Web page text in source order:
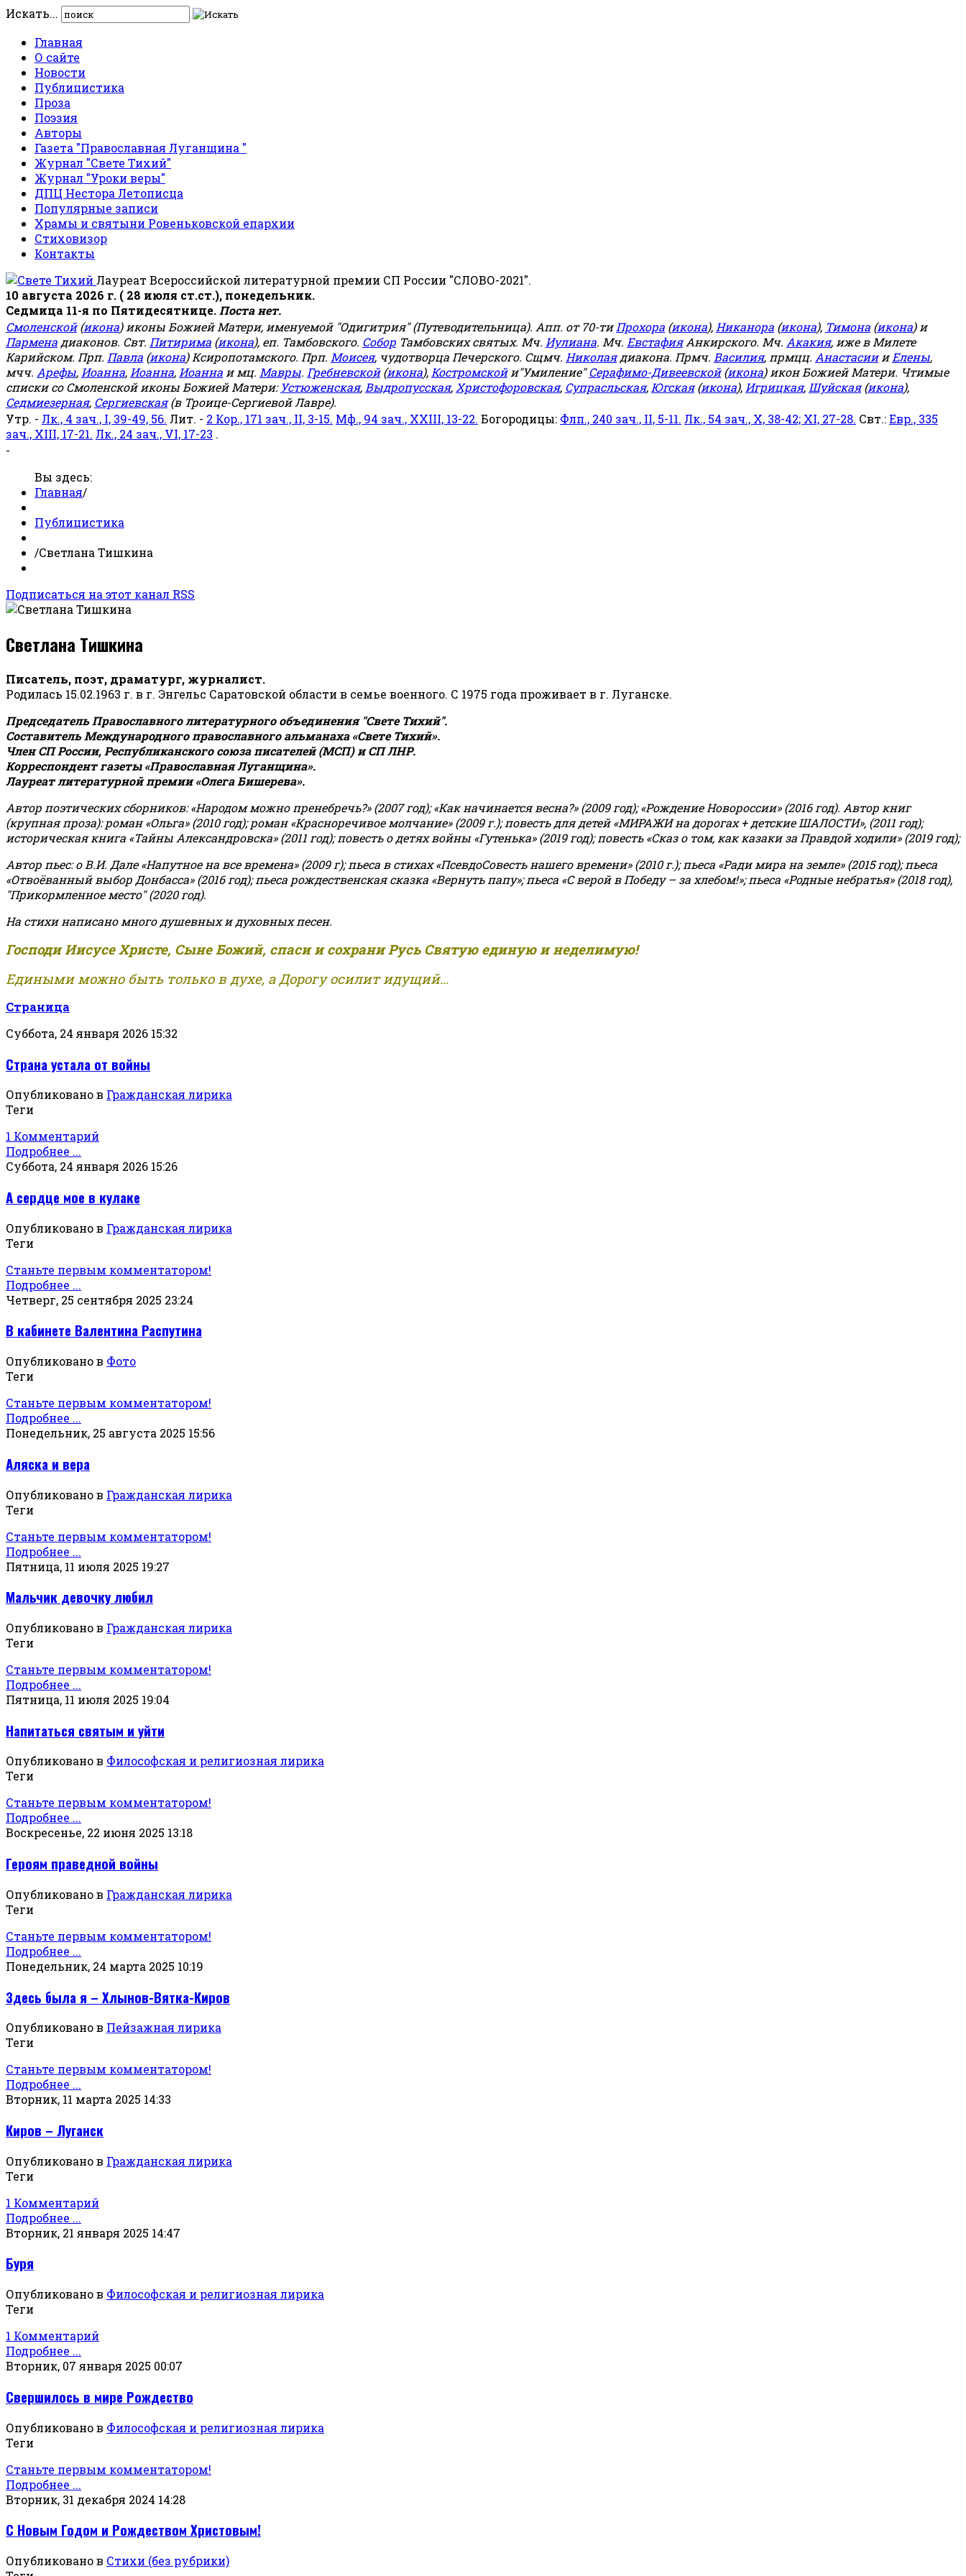
Искать...
Главная
О сайте
Новости
Публицистика
Проза
Поэзия
Авторы
Газета "Православная Луганщина "
Журнал "Свете Тихий"
Журнал "Уроки веры"
ДПЦ Нестора Летописца
Популярные записи
Храмы и святыни Ровеньковской епархии
Стиховизор
Контакты
Лауреат Всероссийской литературной премии СП России "СЛОВО-2021".
10 августа 2026 г. ( 28 июля ст.ст.), понедельник.
Седмица 11-я по Пятидесятнице. Поста нет.
Смоленской(икона) иконы Божией Матери, именуемой "Одигитрия" (Путеводительница). Апп. от 70-тиПрохора (икона), Никанора (икона), Тимона (икона) и
Пармена диаконов. Свт. Питирима (икона), еп. Тамбовского. Собор Тамбовских святых. Мч. Иулиана. Мч. ЕвстафияАнкирского. Мч. Акакия, иже в Милете
Карийском. Прп. Павла (икона) Ксиропотамского. Прп. Моисея, чудотворца Печерского. Сщмч. Николаядиакона. Прмч. Василия, прмцц. АнастасиииЕлены,
мчч. Арефы, Иоанна, Иоанна, Иоанна и мц. Мавры. Гребневской(икона), Костромскойи"Умиление"Серафимо-Дивеевской(икона) икон Божией Матери. Чтимые
списки со Смоленской иконы Божией Матери: Устюженская, Выдропусская, Христофоровская, Супрасльская, Югская(икона), Игрицкая, Шуйская(икона),
Седмиезерная, Сергиевская(в Троице-Сергиевой Лавре).
Утр. - Лк., 4 зач., I, 39-49, 56. Лит. - 2 Кор., 171 зач., II, 3-15. Мф., 94 зач., XXIII, 13-22. Богородицы: Флп., 240 зач., II, 5-11. Лк., 54 зач., X, 38-42; XI, 27-28. Свт.:Евр., 335
зач., XIII, 17-21. Лк., 24 зач., VI, 17-23 .
-
Вы здесь:
Главная/
Публицистика
/Светлана Тишкина
Подписаться на этот канал RSS
Светлана Тишкина
Писатель, поэт, драматург, журналист.
Родилась 15.02.1963 г. в г. Энгельс Саратовской области в семье военного. С 1975 года проживает в г. Луганске.
Председатель Православного литературного объединения "Свете Тихий".
Составитель Международного православного альманаха «Свете Тихий».
Член СП России, Республиканского союза писателей (МСП) и СП ЛНР.
Корреспондент газеты «Православная Луганщина».
Лауреат литературной премии «Олега Бишерева».
Автор поэтических сборников: «Народом можно пренебречь?» (2007 год); «Как начинается весна?» (2009 год); «Рождение Новороссии» (2016 год). Автор книг
(крупная проза): роман «Ольга» (2010 год); роман «Красноречивое молчание» (2009 г.); повесть для детей «МИРАЖИ на дорогах + детские ШАЛОСТИ», (2011 год);
историческая книга «Тайны Александровска» (2011 год); повесть о детях войны «Гутенька» (2019 год); повесть «Сказ о том, как казаки за Правдой ходили» (2019 год);
Автор пьес: о В.И. Дале «Напутное на все времена» (2009 г); пьеса в стихах «ПсевдоСовесть нашего времени» (2010 г.); пьеса «Ради мира на земле» (2015 год); пьеса
«Отвоёванный выбор Донбасса» (2016 год); пьеса рождественская сказка «Вернуть папу»; пьеса «С верой в Победу – за хлебом!»;пьеса «Родные небратья» (2018 год),
"Прикормленное место" (2020 год).
На стихи написано много душевных и духовных песен.
Господи Иисусе Христе, Сыне Божий, спаси и сохрани Русь Святую единую и неделимую!
Едиными можно быть только в духе, а Дорогу осилит идущий...
Страница
Суббота, 24 января 2026 15:32
Страна устала от войны
Опубликовано в Гражданская лирика
Теги
1 Комментарий
Подробнее ...
Суббота, 24 января 2026 15:26
А сердце мое в кулаке
Опубликовано в Гражданская лирика
Теги
Станьте первым комментатором!
Подробнее ...
Четверг, 25 сентября 2025 23:24
В кабинете Валентина Распутина
Опубликовано в Фото
Теги
Станьте первым комментатором!
Подробнее ...
Понедельник, 25 августа 2025 15:56
Аляска и вера
Опубликовано в Гражданская лирика
Теги
Станьте первым комментатором!
Подробнее ...
Пятница, 11 июля 2025 19:27
Мальчик девочку любил
Опубликовано в Гражданская лирика
Теги
Станьте первым комментатором!
Подробнее ...
Пятница, 11 июля 2025 19:04
Напитаться святым и уйти
Опубликовано в Философская и религиозная лирика
Теги
Станьте первым комментатором!
Подробнее ...
Воскресенье, 22 июня 2025 13:18
Героям праведной войны
Опубликовано в Гражданская лирика
Теги
Станьте первым комментатором!
Подробнее ...
Понедельник, 24 марта 2025 10:19
Здесь была я – Хлынов-Вятка-Киров
Опубликовано в Пейзажная лирика
Теги
Станьте первым комментатором!
Подробнее ...
Вторник, 11 марта 2025 14:33
Киров – Луганск
Опубликовано в Гражданская лирика
Теги
1 Комментарий
Подробнее ...
Вторник, 21 января 2025 14:47
Буря
Опубликовано в Философская и религиозная лирика
Теги
1 Комментарий
Подробнее ...
Вторник, 07 января 2025 00:07
Свершилось в мире Рождество
Опубликовано в Философская и религиозная лирика
Теги
Станьте первым комментатором!
Подробнее ...
Вторник, 31 декабря 2024 14:28
С Новым Годом и Рождеством Христовым!
Опубликовано в Стихи (без рубрики)